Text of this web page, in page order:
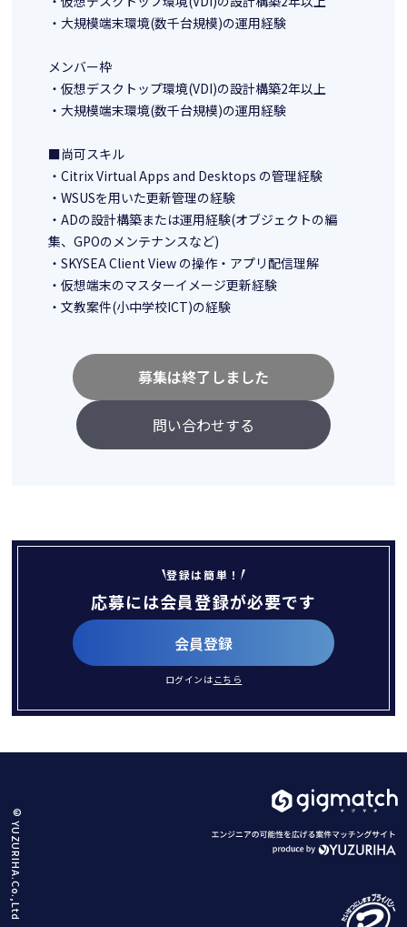
・大規模端末環境(数千台規模)の運用経験
メンバー枠
・仮想デスクトップ環境(VDI)の設計構築2年以上
・大規模端末環境(数千台規模)の運用経験
■尚可スキル
・Citrix Virtual Apps and Desktops の管理経験
・WSUSを用いた更新管理の経験
・ADの設計構築または運用経験(オブジェクトの編
集、GPOのメンテナンスなど)
・SKYSEA Client View の操作・アプリ配信理解
・仮想端末のマスターイメージ更新経験
・文教案件(小中学校ICT)の経験
問い合わせする
募集は終了しました
登録は簡単！
応募には会員登録が必要です
会員登録
ログインは こちら
© YUZURIHA.Co.,Ltd